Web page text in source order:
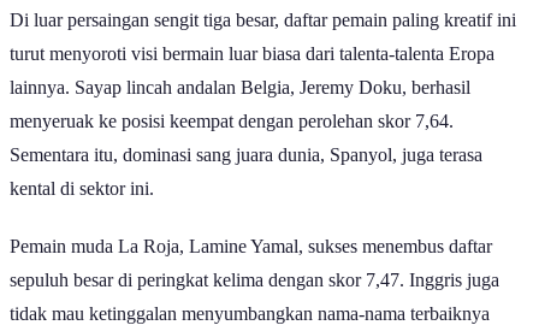
Di luar persaingan sengit tiga besar, daftar pemain paling kreatif ini
turut menyoroti visi bermain luar biasa dari talenta-talenta Eropa
lainnya. Sayap lincah andalan Belgia, Jeremy Doku, berhasil
menyeruak ke posisi keempat dengan perolehan skor 7,64.
Sementara itu, dominasi sang juara dunia, Spanyol, juga terasa
kental di sektor ini.
Pemain muda La Roja, Lamine Yamal, sukses menembus daftar
sepuluh besar di peringkat kelima dengan skor 7,47. Inggris juga
tidak mau ketinggalan menyumbangkan nama-nama terbaiknya